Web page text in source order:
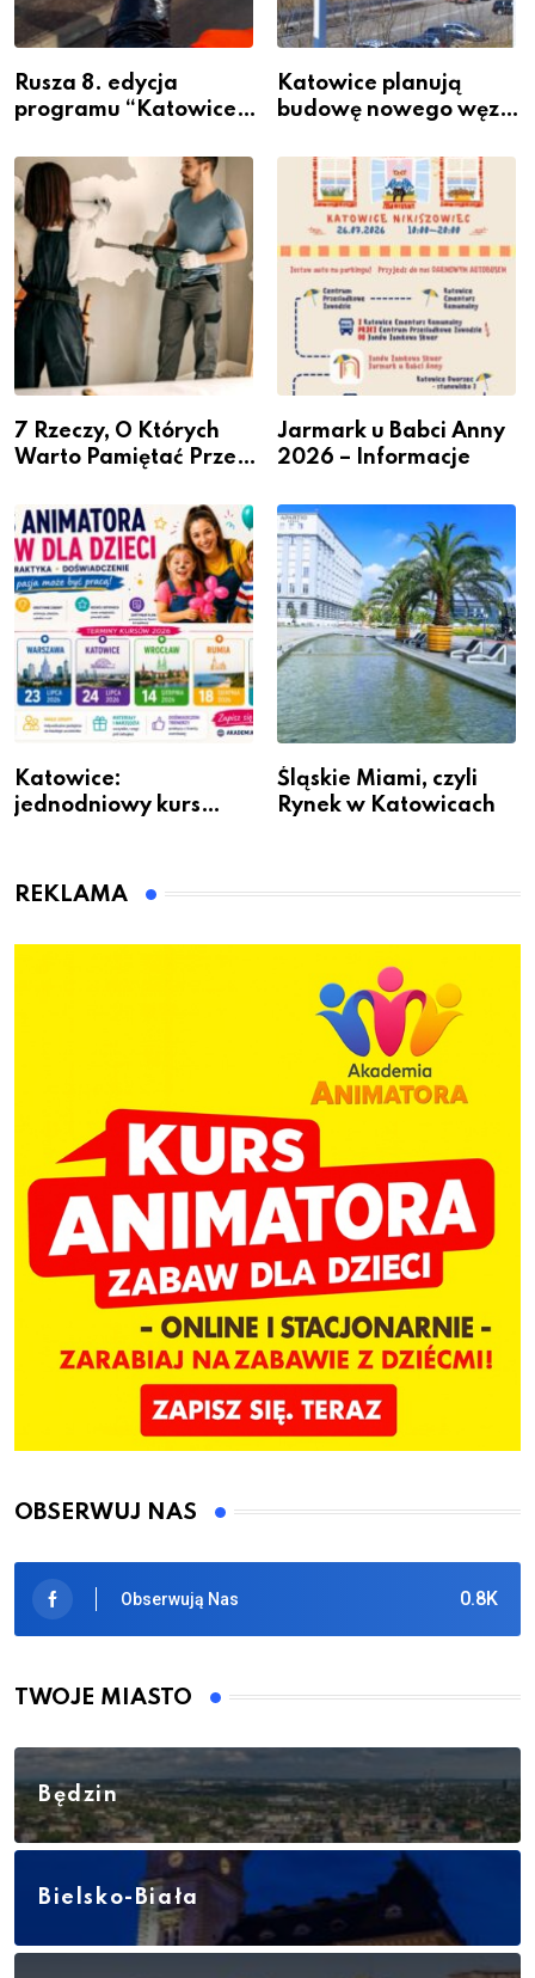
Rusza 8. edycja
programu “Katowice
– nabór dla
przedsiębiorców
Katowice planują
budowę nowego węzła
Podlesiu
7 Rzeczy, O Których
Warto Pamiętać Przed
Jarmark u Babci Anny
2026 – Informacje
Katowice:
jednodniowy kurs
dzieci
Śląskie Miami, czyli
Rynek w Katowicach
REKLAMA
OBSERWUJ NAS
0.8K
Obserwują Nas
TWOJE MIASTO
Będzin
Bielsko-Biała